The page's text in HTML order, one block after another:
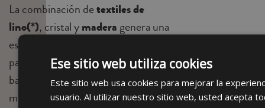
La combinación detextiles de
lino(*), cristal ymaderagenera una
estética mediterránea perfecta
para el verano. Puedes incorporar
bandejas de madera, cubiertos con
mango rústico o incluso centros de
Ese sitio web utiliza cookies
Este sitio web usa cookies para mejorar la
usuario. Al utilizar nuestro sitio web, usted acepta